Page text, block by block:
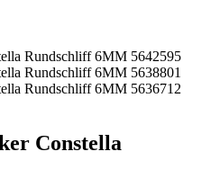
Constella